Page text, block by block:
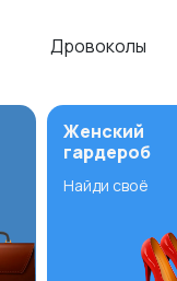
Дровоколы
Женский
гардероб
Найди своё